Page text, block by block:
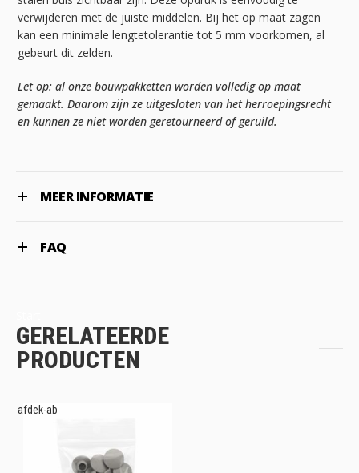
verwijderen met de juiste middelen. Bij het op maat zagen
kan een minimale lengtetolerantie tot 5 mm voorkomen, al
gebeurt dit zelden.
Let op: al onze bouwpakketten worden volledig op maat
gemaakt. Daarom zijn ze uitgesloten van het herroepingsrecht
en kunnen ze niet worden geretourneerd of geruild.
MEER INFORMATIE
FAQ
GERELATEERDE
PRODUCTEN
afdek-ab